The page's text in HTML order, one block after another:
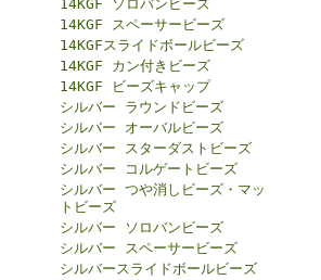
14KGF ソロバンビーズ
14KGF スペーサービーズ
14KGFスライドボールビーズ
14KGF カン付きビーズ
14KGF ビーズキャップ
シルバー ラウンドビーズ
シルバー オーバルビーズ
シルバー スターダストビーズ
シルバー コルゲートビーズ
シルバー つや消しビーズ・マッ
トビーズ
シルバー ソロバンビーズ
シルバー スペーサービーズ
シルバースライドボールビーズ